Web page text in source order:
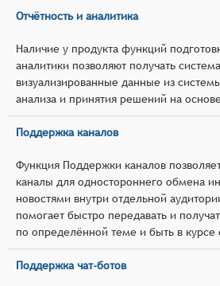
Отчётность и аналитика
Наличие у продукта функций
аналитики позволяют получать
визуализированные данные из
анализа и принятия решений на
Поддержка каналов
Функция Поддержки каналов
каналы для одностороннего обмена
новостями внутри отдельной
помогает быстро передавать и
по определённой теме и быть в
Поддержка чат-ботов